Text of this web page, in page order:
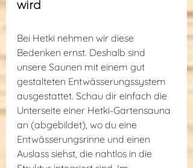
wird
Bei Hetki nehmen wir diese
Bedenken ernst. Deshalb sind
unsere Saunen mit einem gut
gestalteten Entwässerungssystem
ausgestattet. Schau dir einfach die
Unterseite einer Hetki-Gartensauna
an (abgebildet), wo du eine
Entwässerungsrinne und einen
Auslass siehst, die nahtlos in die